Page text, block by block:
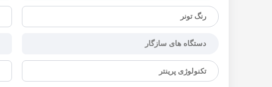
رنگ تونر
دستگاه های سازگار
تکنولوژی پرینتر